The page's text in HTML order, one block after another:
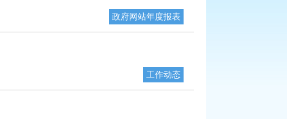
政府网站年度报表
工作动态